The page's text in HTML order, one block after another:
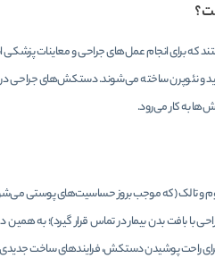
برای انجام عمل‌های جراحی و معاینات پزشکی
و نئوپرن ساخته می‌شوند. دستکش‌‌های جراحی
به کار می‌رود.
و تالک (که موجب بروز حساسیت‌های پوستی
با بافت بدن بیمار در تماس قرار گیرد)؛ به
راحت پوشیدن دستکش، فرایندهای ساخت